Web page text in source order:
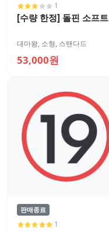
1
[수량 한정] 돌핀 소프트
대마왕, 소형, 스탠다드
53,000원
판매종료
1